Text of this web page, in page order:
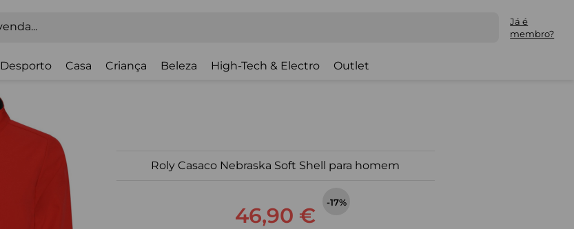
Já é
membro?
Desporto Casa Criança Beleza High-Tech & Electro Outlet
Roly Casaco Nebraska Soft Shell para homem
46,90 €
-17%